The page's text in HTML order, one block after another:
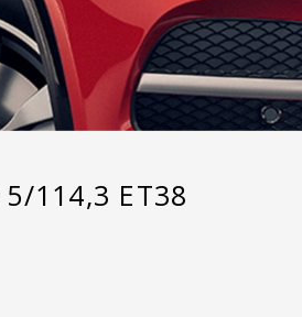
5/114,3 ET38